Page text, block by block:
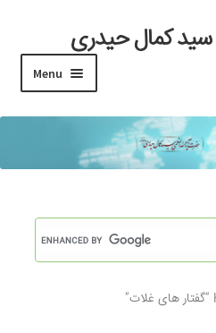
کمال حیدری
Menu